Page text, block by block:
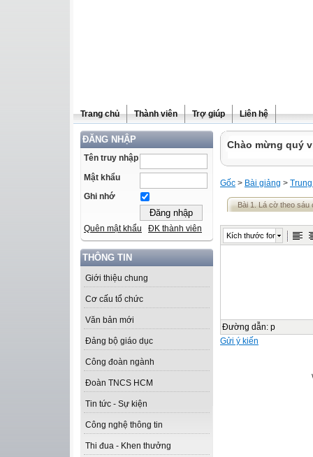
Trang chủ Thành viên Trợ giúp Liên hệ
ĐĂNG NHẬP
Tên truy nhập
Mật khẩu
Ghi nhớ
Quên mật khẩu ĐK thành viên
THÔNG TIN
Giới thiệu chung
Cơ cấu tổ chức
Văn bản mới
Đảng bộ giáo dục
Công đoàn ngành
Đoàn TNCS HCM
Tin tức - Sự kiện
Công nghệ thông tin
Thi đua - Khen thưởng
Chào mừng quý
Gốc > Bài giảng >
Bài 1. Lá cờ theo sáu
Kích thước font
Đường dẫn: p
Gửi ý kiến